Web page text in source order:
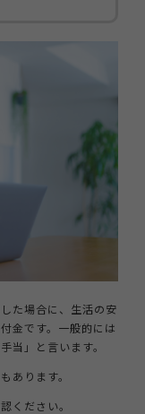
た場合に、生活の安
金です。一般的には
当」と言います。
あります。
ください。